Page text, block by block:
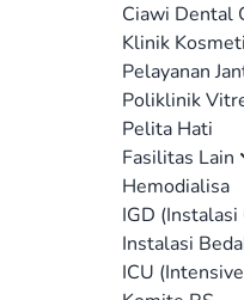
Ciawi Dental
Klinik
Pelayanan
Poliklinik
Pelita Hati
Fasilitas Lain
Hemodialisa
IGD
Instalasi
ICU